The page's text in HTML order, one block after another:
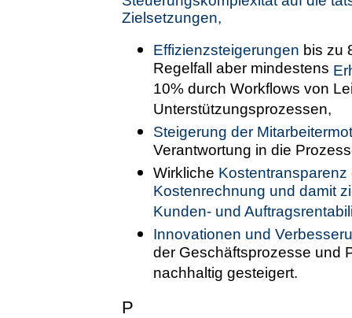
Zielsetzungen,
Effizienzsteigerungen bis zu
Regelfall aber mindestens
10% durch Workflows von
Unterstützungsprozessen,
Steigerung der
Verantwortung in die
Wirkliche
Kostenrechnung und damit
Kunden- und
Innovationen und
der Geschäftsprozesse und
nachhaltig gesteigert.
P